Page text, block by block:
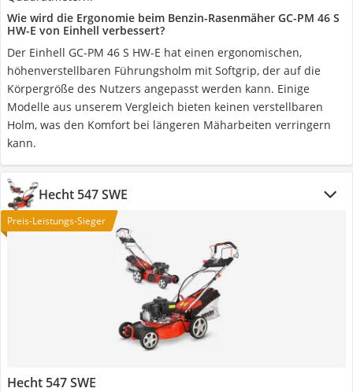
Wie wird die Ergonomie beim Benzin-Rasenmäher GC-PM 46 S
HW-E von Einhell verbessert?
Der Einhell GC-PM 46 S HW-E hat einen ergonomischen,
höhenverstellbaren Führungsholm mit Softgrip, der auf die
Körpergröße des Nutzers angepasst werden kann. Einige
Modelle aus unserem Vergleich bieten keinen verstellbaren
Holm, was den Komfort bei längeren Mäharbeiten verringern
kann.
Hecht 547 SWE
Preis-Leistungs-Sieger
Hecht 547 SWE